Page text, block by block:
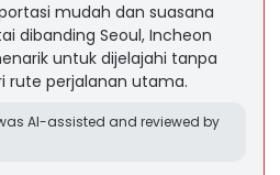
mudah dan suasana
dibanding Seoul, Incheon
untuk dijelajahi tanpa
rute perjalanan utama.
AI-assisted and reviewed by